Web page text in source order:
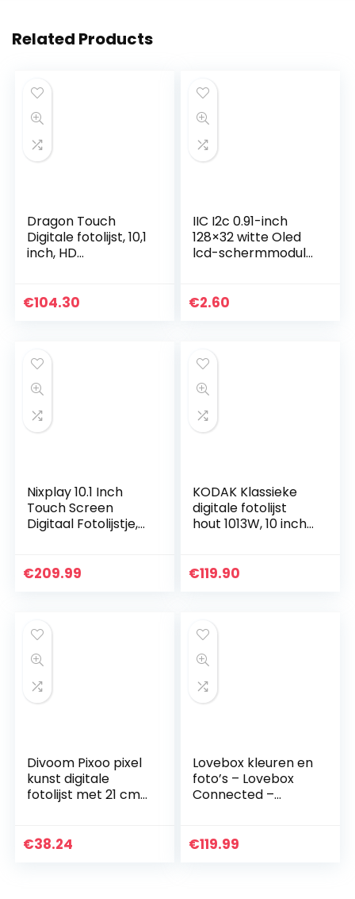
Related Products
Dragon Touch
Digitale fotolijst, 10,1
inch, HD
OS 1280 x 800 IPS-
€104.30
IIC I2c 0.91-inch
128×32 witte Oled
lcd-schermmodule
€2.60
Nixplay 10.1 Inch
Touch Screen
Digitaal Fotolijstje,
Mail of App
€209.99
KODAK Klassieke
digitale fotolijst
hout 1013W, 10 inch
fotolijst Wi-Fi
€119.90
Divoom Pixoo pixel
kunst digitale
fotolijst met 21 cm
bureau/muur led
€38.24
Lovebox kleuren en
foto’s – Lovebox
Connected –
€119.99